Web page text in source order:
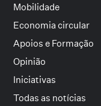
Mobilidade
Economia circular
Apoios e Formação
Opinião
Iniciativas
Todas as notícias